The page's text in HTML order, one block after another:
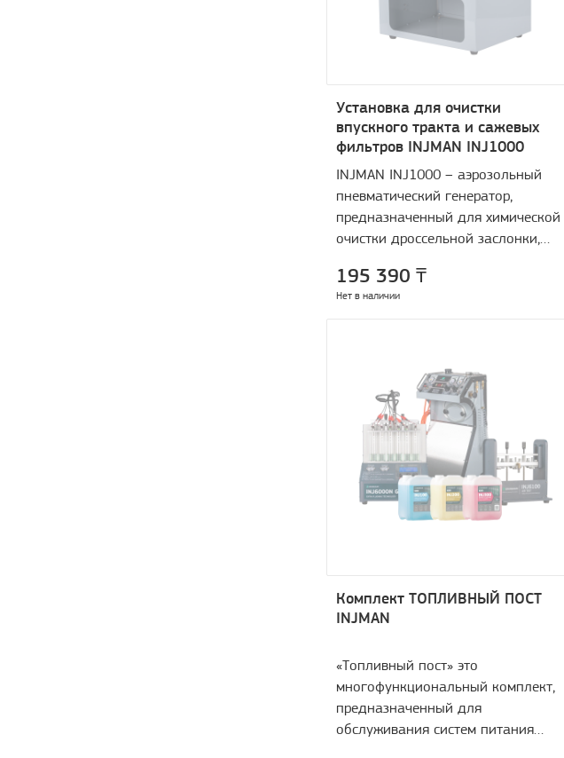
Установка для очистки
впускного тракта и сажевых
фильтров INJMAN INJ1000
INJMAN INJ1000 – аэрозольный
пневматический генератор,
предназначенный для химической
очистки дроссельной заслонки,
камеры сгорания бензиновых и
дизельных двигателей, а также для
195 390 ₸
Нет в наличии
Комплект ТОПЛИВНЫЙ ПОСТ
INJMAN
«Топливный пост» это
многофункциональный комплект,
предназначенный для
обслуживания систем питания